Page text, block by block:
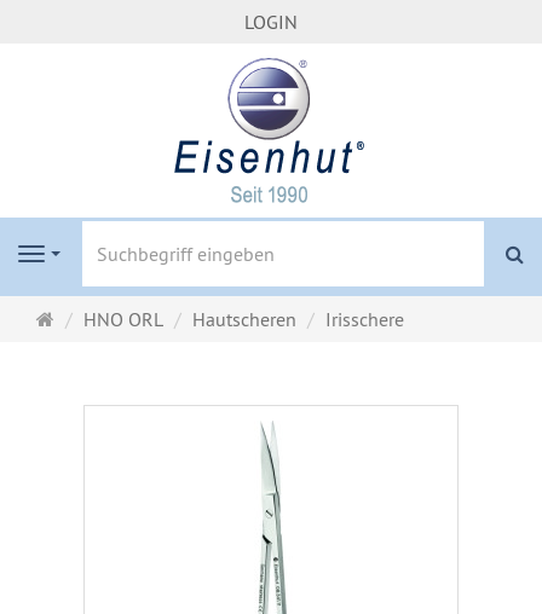
LOGIN
Navigation
Startseite
HNO ORL Hautscheren Irisschere